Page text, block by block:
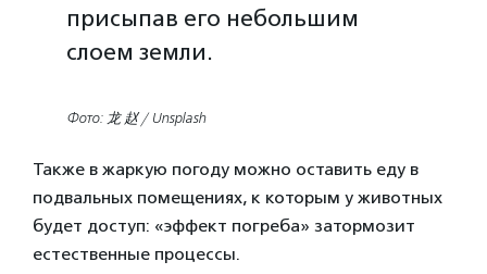
присыпав его небольшим
слоем земли.
Фото: 龙 赵 / Unsplash
Также в жаркую погоду можно оставить еду в
подвальных помещениях, к которым у животных
будет доступ: «эффект погреба» затормозит
естественные процессы.